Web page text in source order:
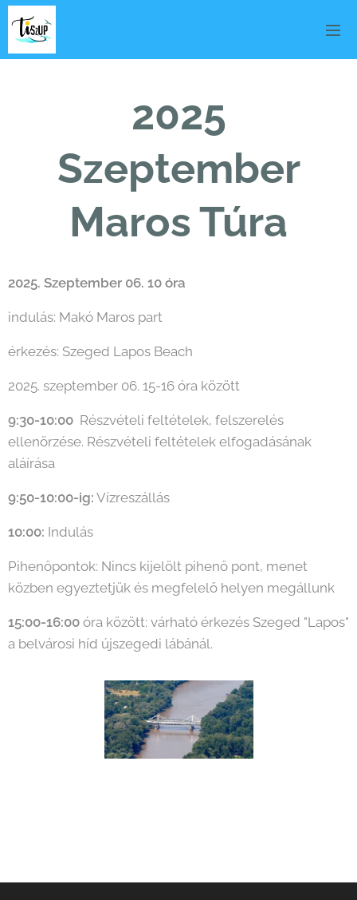
2025
Szeptember
Maros Túra
2025. Szeptember 06. 10 óra
indulás: Makó Maros part
érkezés: Szeged Lapos Beach
2025. szeptember 06. 15-16 óra között
9:30-10:00 Részvételi feltételek, felszerelés
ellenörzése. Részvételi feltételek elfogadásának
aláírása
9:50-10:00-ig: Vízreszállás
10:00: Indulás
Pihenőpontok: Nincs kijelölt pihenő pont, menet
közben egyeztetjük és megfelelő helyen megállunk
15:00-16:00 óra között: várható érkezés Szeged "Lapos"
a belvárosi híd újszegedi lábánál.